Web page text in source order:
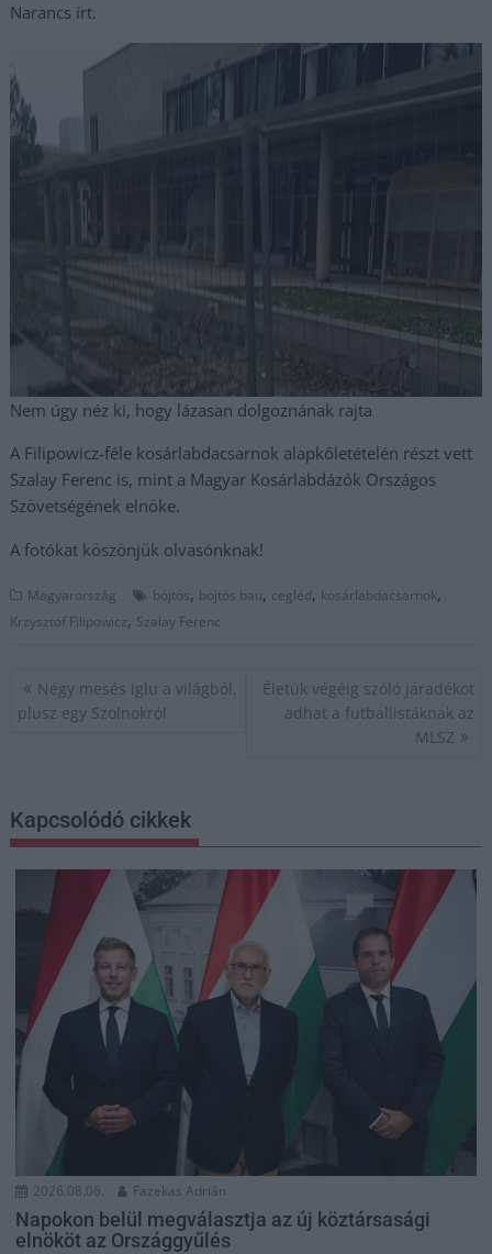
Narancs írt.
Nem úgy néz ki, hogy lázasan dolgoznának rajta
A Filipowicz-féle kosárlabdacsarnok alapkőletételén részt vett
Szalay Ferenc is, mint a Magyar Kosárlabdázók Országos
Szövetségének elnöke.
A fotókat köszönjük olvasónknak!
Magyarország böjtös, böjtös bau, cegléd, kosárlabdacsarnok,
Krzysztof Filipowicz, Szalay Ferenc
Bejegyzés
navigáció
Négy mesés iglu a világból,
plusz egy Szolnokról
Életük végéig szóló járadékot
adhat a futballistáknak az
MLSZ
Kapcsolódó cikkek
2026.08.06. Fazekas Adrián
Napokon belül megválasztja az új köztársasági
elnököt az Országgyűlés